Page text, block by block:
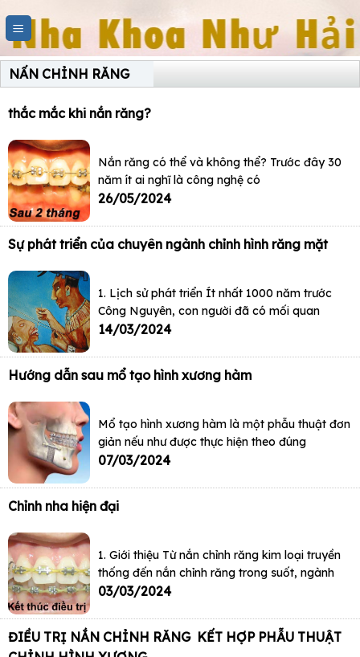
content
NẤN CHỈNH RĂNG
thắc mắc khi nắn răng?
Nắn răng có thể và không thể? Trước đây 30
năm ít ai nghĩ là công nghệ có
26/05/2024
Sự phát triển của chuyên ngành chỉnh hình răng mặt
1. Lịch sử phát triển Ít nhất 1000 năm trước
Công Nguyên, con người đã có mối quan
14/03/2024
Hướng dẫn sau mổ tạo hình xương hàm
Mổ tạo hình xương hàm là một phẫu thuật đơn
giản nếu như được thực hiện theo đúng
07/03/2024
Chỉnh nha hiện đại
1. Giới thiệu Từ nắn chỉnh răng kim loại truyền
thống đến nắn chỉnh răng trong suốt, ngành
03/03/2024
ĐIỀU TRỊ NẮN CHỈNH RĂNG KẾT HỢP PHẪU THUẬT